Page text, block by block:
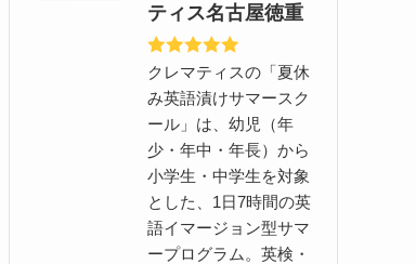
ティス名古屋徳重
クレマティスの「夏休
み英語漬けサマースク
ール」は、幼児（年
少・年中・年長）から
小学生・中学生を対象
とした、1日7時間の英
語イマージョン型サマ
ープログラム。英検・